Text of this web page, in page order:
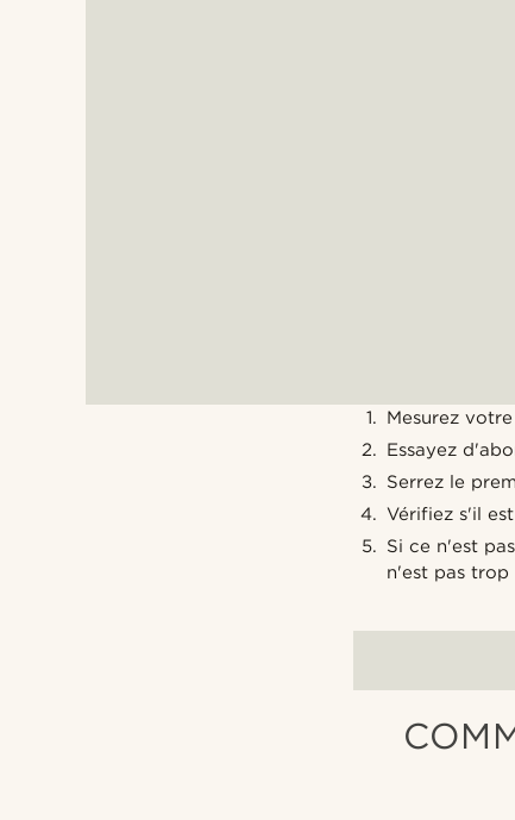
Mesurez
Essayez
Serrez le
Vérifiez s'il
Si ce n'est
n'est pas trop